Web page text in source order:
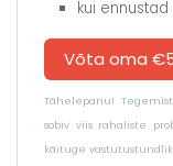
kui
Võta oma
Tähelepanu!
sobiv viis rahaliste
käituge